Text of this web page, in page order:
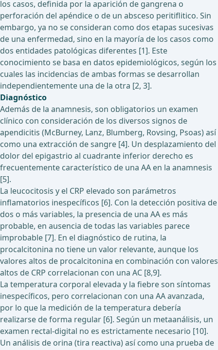
los casos, definida por la aparición de gangrena o
perforación del apéndice o de un absceso peritiflitico. Sin
embargo, ya no se consideran como dos etapas sucesivas
de una enfermedad, sino en la mayoría de los casos como
dos entidades patológicas diferentes [1]. Este
conocimiento se basa en datos epidemiológicos, según los
cuales las incidencias de ambas formas se desarrollan
independientemente una de la otra [2, 3].
Diagnóstico
Además de la anamnesis, son obligatorios un examen
clínico con consideración de los diversos signos de
apendicitis (McBurney, Lanz, Blumberg, Rovsing, Psoas) así
como una extracción de sangre [4]. Un desplazamiento del
dolor del epigastrio al cuadrante inferior derecho es
frecuentemente característico de una AA en la anamnesis
[5].
La leucocitosis y el CRP elevado son parámetros
inflamatorios inespecíficos [6]. Con la detección positiva de
dos o más variables, la presencia de una AA es más
probable, en ausencia de todas las variables parece
improbable [7]. En el diagnóstico de rutina, la
procalcitonina no tiene un valor relevante, aunque los
valores altos de procalcitonina en combinación con valores
altos de CRP correlacionan con una AC [8,9].
La temperatura corporal elevada y la fiebre son síntomas
inespecíficos, pero correlacionan con una AA avanzada,
por lo que la medición de la temperatura debería
realizarse de forma regular [6]. Según un metaanálisis, un
examen rectal-digital no es estrictamente necesario [10].
Un análisis de orina (tira reactiva) así como una prueba de